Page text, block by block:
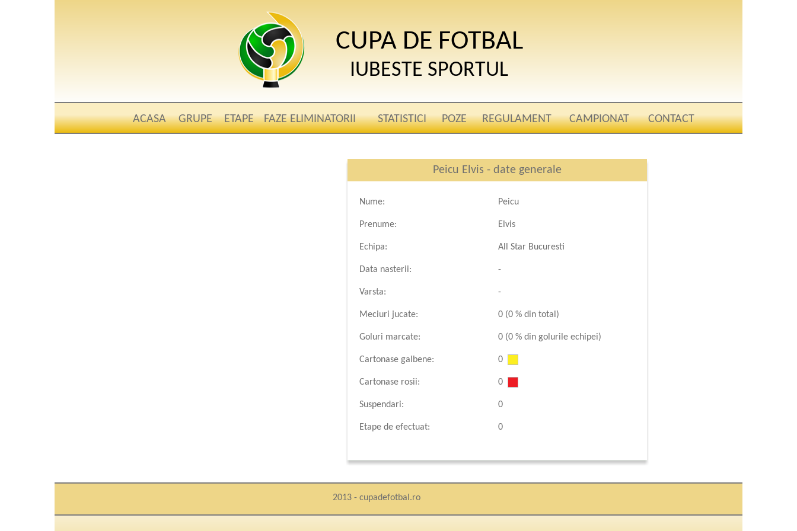
CUPA DE FOTBAL
IUBESTE SPORTUL
ACASA GRUPE ETAPE FAZE ELIMINATORII STATISTICI POZE REGULAMENT CAMPIONAT CONTACT
Peicu Elvis - date generale
Nume:
Prenume:
Echipa:
Data nasterii:
Varsta:
Meciuri jucate:
Goluri marcate:
Cartonase galbene:
Cartonase rosii:
Suspendari:
Etape de efectuat:
Peicu
Elvis
All Star Bucuresti
-
-
0 (0 % din total)
0 (0 % din golurile echipei)
0
0
0
0
2013 - cupadefotbal.ro